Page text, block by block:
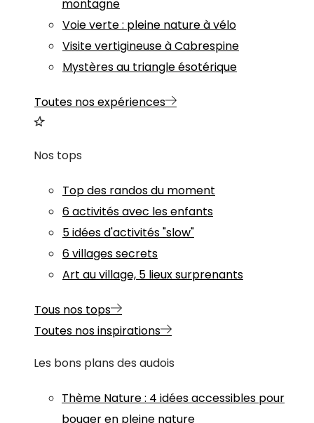
montagne
Voie verte : pleine nature à vélo
Visite vertigineuse à Cabrespine
Mystères au triangle ésotérique
Toutes nos expériences
Nos tops
Top des randos du moment
6 activités avec les enfants
5 idées d'activités "slow"
6 villages secrets
Art au village, 5 lieux surprenants
Tous nos tops
Toutes nos inspirations
Les bons plans des audois
Thème Nature: 4 idées accessibles pour
bouger en pleine nature